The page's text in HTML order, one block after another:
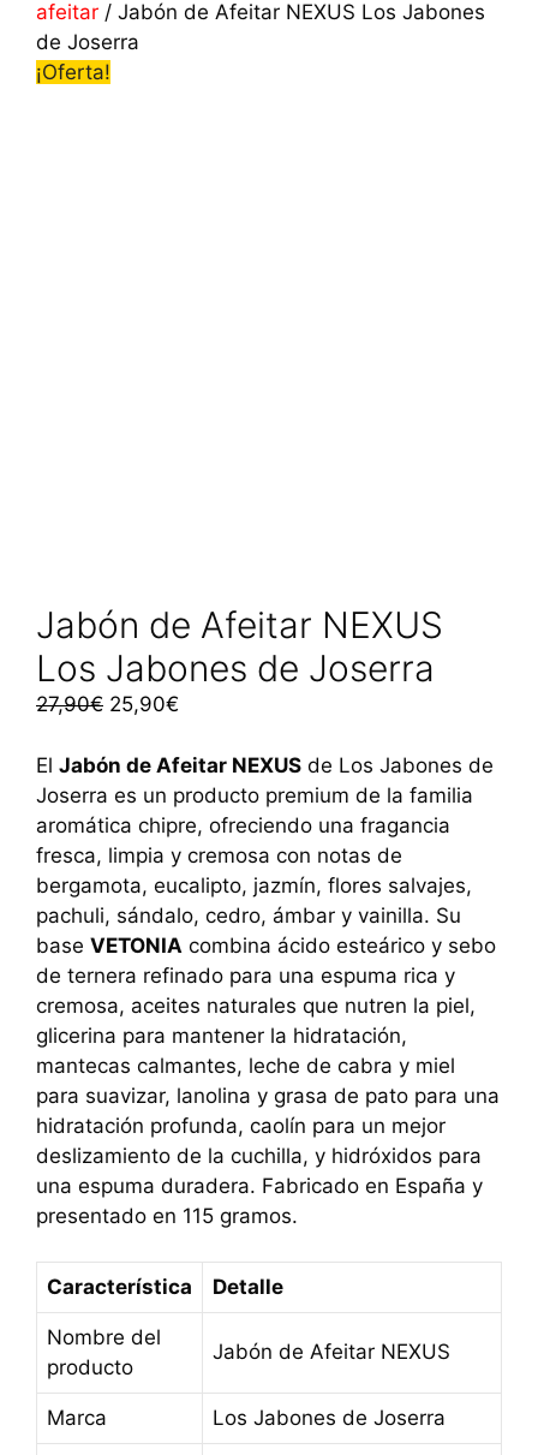
afeitar / Jabón de Afeitar NEXUS Los Jabones
de Joserra
¡Oferta!
Jabón de Afeitar NEXUS
Los Jabones de Joserra
27,90€ El
original
era:
27,90€.
25,90€
actual
es:
25,90€.
El Jabón de Afeitar NEXUS de Los Jabones de
Joserra es un producto premium de la familia
aromática chipre, ofreciendo una fragancia
fresca, limpia y cremosa con notas de
bergamota, eucalipto, jazmín, flores salvajes,
pachuli, sándalo, cedro, ámbar y vainilla. Su
base VETONIA combina ácido esteárico y sebo
de ternera refinado para una espuma rica y
cremosa, aceites naturales que nutren la piel,
glicerina para mantener la hidratación,
mantecas calmantes, leche de cabra y miel
para suavizar, lanolina y grasa de pato para una
hidratación profunda, caolín para un mejor
deslizamiento de la cuchilla, y hidróxidos para
una espuma duradera. Fabricado en España y
presentado en 115 gramos.
Característica Detalle
Nombre del
producto
Jabón de Afeitar NEXUS
Marca Los Jabones de Joserra